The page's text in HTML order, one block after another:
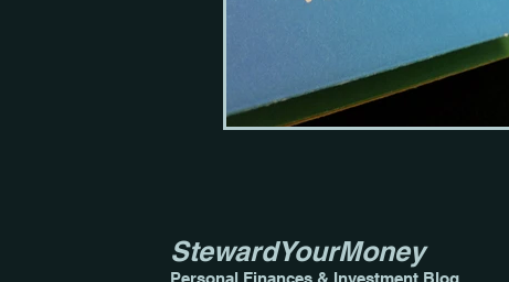
StewardYourMoney
Personal Finances & Investment Blog